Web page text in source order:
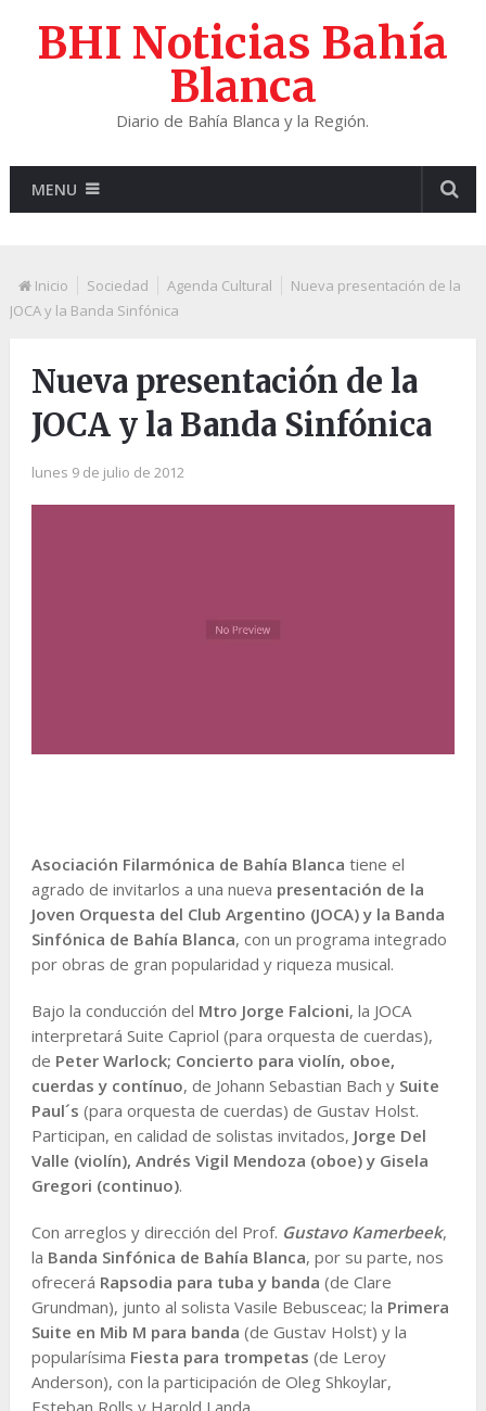
BHI Noticias Bahía
Blanca
Diario de Bahía Blanca y la Región.
MENU
Inicio Sociedad Agenda Cultural
Nueva presentación de la
JOCA y la Banda Sinfónica
Nueva presentación de la
JOCA y la Banda Sinfónica
lunes 9 de julio de 2012
Asociación Filarmónica de Bahía Blanca tiene el
agrado de invitarlos a una nueva presentación de la
Joven Orquesta del Club Argentino (JOCA) y la Banda
Sinfónica de Bahía Blanca, con un programa integrado
por obras de gran popularidad y riqueza musical.
Bajo la conducción del Mtro Jorge Falcioni, la JOCA
interpretará Suite Capriol (para orquesta de cuerdas),
de Peter Warlock; Concierto para violín, oboe,
cuerdas y contínuo, de Johann Sebastian Bach y Suite
Paul´s (para orquesta de cuerdas) de Gustav Holst.
Participan, en calidad de solistas invitados, Jorge Del
Valle (violín), Andrés Vigil Mendoza (oboe) y Gisela
Gregori (continuo).
Con arreglos y dirección del Prof. Gustavo Kamerbeek,
la Banda Sinfónica de Bahía Blanca, por su parte, nos
ofrecerá Rapsodia para tuba y banda (de Clare
Grundman), junto al solista Vasile Bebusceac; la Primera
Suite en Mib M para banda (de Gustav Holst) y la
popularísima Fiesta para trompetas (de Leroy
Anderson), con la participación de Oleg Shkoylar,
Esteban Rolls y Harold Landa.